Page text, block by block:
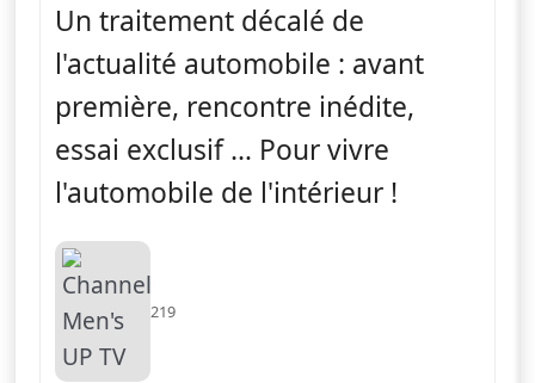
Un traitement décalé de
l'actualité automobile : avant
première, rencontre inédite,
essai exclusif … Pour vivre
l'automobile de l'intérieur !
219